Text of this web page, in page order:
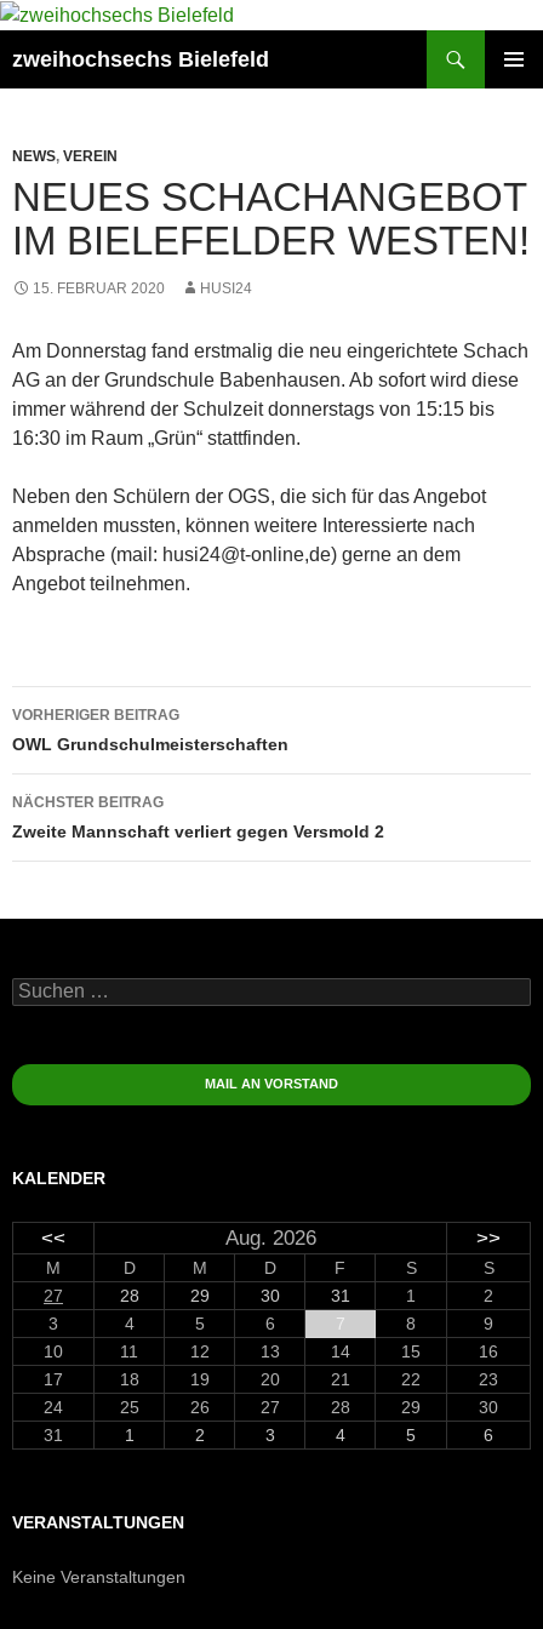
Zum
springen
zweihochsechs Bielefeld
NEWS, VEREIN
NEUES SCHACHANGEBOT
IM BIELEFELDER WESTEN!
15. FEBRUAR 2020 HUSI24
Am Donnerstag fand erstmalig die neu eingerichtete Schach
AG an der Grundschule Babenhausen. Ab sofort wird diese
immer während der Schulzeit donnerstags von 15:15 bis
16:30 im Raum „Grün“ stattfinden.
Neben den Schülern der OGS, die sich für das Angebot
anmelden mussten, können weitere Interessierte nach
Absprache (mail: husi24@t-online,de) gerne an dem
Angebot teilnehmen.
Beitragsnavigation
VORHERIGER BEITRAG
OWL Grundschulmeisterschaften
NÄCHSTER BEITRAG
Zweite Mannschaft verliert gegen Versmold 2
Suchen
nach:
MAIL AN VORSTAND
KALENDER
<< Aug. 2026 >>
M D M D F S
S
27
28 29 30 31 1
2
3
4 5 6 7 8
9
10
11 12 13 14 15
16
17
18 19 20 21 22
23
24
25 26 27 28 29
30
31
1 2 3 4 5 6
VERANSTALTUNGEN
Keine Veranstaltungen